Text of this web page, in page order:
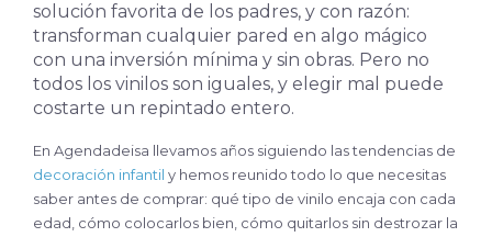
solución favorita de los padres, y con razón:
transforman cualquier pared en algo mágico
con una inversión mínima y sin obras. Pero no
todos los vinilos son iguales, y elegir mal puede
costarte un repintado entero.
En Agendadeisa llevamos años siguiendo las tendencias de
decoración infantil y hemos reunido todo lo que necesitas
saber antes de comprar: qué tipo de vinilo encaja con cada
edad, cómo colocarlos bien, cómo quitarlos sin destrozar la